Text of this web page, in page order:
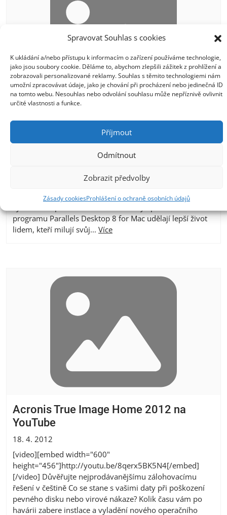
Spravovat Souhlas s cookies
K ukládání a/nebo přístupu k informacím o zařízení používáme technologie,
jako jsou soubory cookie. Děláme to, abychom zlepšili zážitek z prohlížení a
zobrazovali personalizované reklamy. Souhlas s těmito technologiemi nám
umožní zpracovávat údaje, jako je chování při procházení nebo jedinečná ID
na tomto webu. Nesouhlas nebo odvolání souhlasu může nepříznivě ovlivnit
určité vlastnosti a funkce.
Příjmout
Odmítnout
Zobrazit předvolby
Zásady cookiesProhlášení o ochraně osobních údajů
Krabicová verze Parallels Desktop 8 CZ
uvolněna do prodeje krabicová verze produktu Parallels
Desktop 8 for Mac – nejrychlejší, nejintuitivnější a
nejpropracovanější nástroj pro virtualizaci operačních
programu Parallels Desktop 8 for Mac udělají lepší život
lidem, kteří milují svůj... Více
Acronis True Image Home 2012 na
YouTube
18. 4. 2012
[video][embed width="600"
height="456"]http://youtu.be/8qerx5BK5N4[/embed]
[/video] Důvěřujte nejprodávanějšímu zálohovacímu
řešení v češtině Co se stane s vašimi daty při poškození
pevného disku nebo virové nákaze? Kolik času vám po
havárii zabere instlace a vyladění nového operačního